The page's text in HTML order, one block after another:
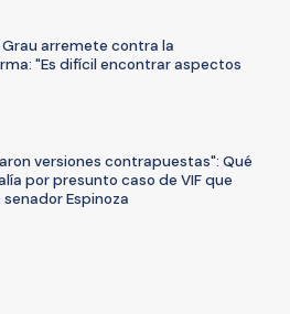
arremete contra la
"Es difícil encontrar aspectos
versiones contrapuestas": Qué
por presunto caso de VIF que
Espinoza